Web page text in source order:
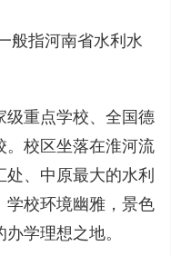
般指河南省水利水
级重点学校、全国德
。校区坐落在淮河流
、中原最大的水利
校环境幽雅，景色
学理想之地。